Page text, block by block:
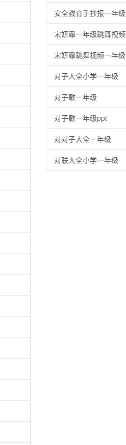
安全教育手抄报一年级
宋妍霏一年级跳舞视频
宋妍霏跳舞视频一年级
对子大全小学一年级
对子歌一年级
对子歌一年级ppt
对对子大全一年级
对联大全小学一年级